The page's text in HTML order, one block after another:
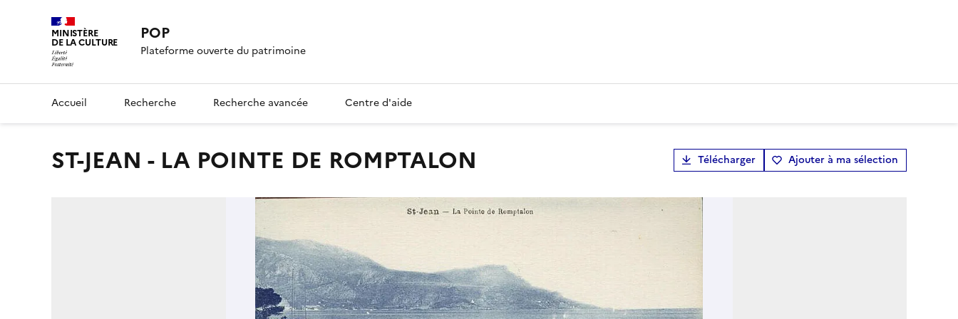
MINISTÈRE
DE LA CULTURE POP
Plateforme ouverte du patrimoine
Accueil Recherche Recherche avancée Centre d'aide
ST-JEAN - LA POINTE DE ROMPTALON Télécharger Ajouter à ma sélection